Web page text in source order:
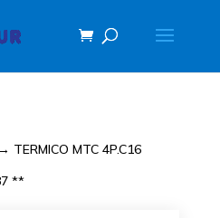
TERMICO MTC 4P.C16
**